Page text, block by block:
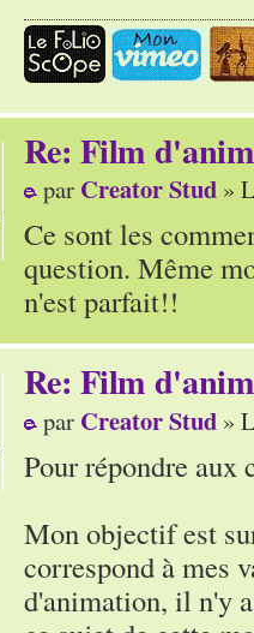
Re: Film
par Creator Stud »
Ce sont les
question. Même
n'est parfait!!
Re: Film
par Creator Stud »
Pour répondre aux
Mon objectif est
correspond à mes
d'animation, il n'y